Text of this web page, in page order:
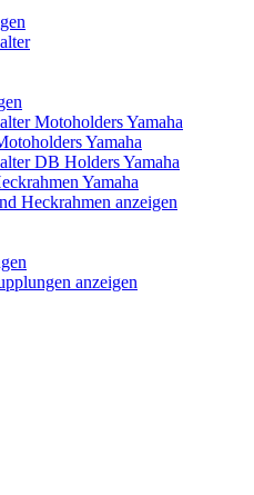
Motoholders Yamaha
Yamaha
DB Holders Yamaha
Yamaha
Heckrahmen anzeigen
anzeigen